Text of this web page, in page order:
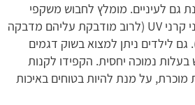
גם לעיניים. מומלץ לחבוש משקפי
שמש המספקים הגנה מפני קרני UV (לרוב מודבקת עליהם מדבקה
לילדים ניתן למצוא בשוק דגמים
נמוכה יחסית. הקפידו לקנות
על מנת להיות בטוחים באיכות